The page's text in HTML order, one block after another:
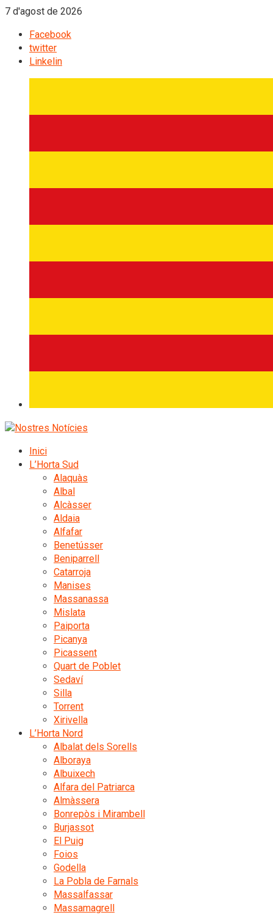
7 d'agost de 2026
Facebook
twitter
Linkelin
Inici
L’Horta Sud
Alaquàs
Albal
Alcàsser
Aldaia
Alfafar
Benetússer
Beniparrell
Catarroja
Manises
Massanassa
Mislata
Paiporta
Picanya
Picassent
Quart de Poblet
Sedaví
Silla
Torrent
Xirivella
L’Horta Nord
Albalat dels Sorells
Alboraya
Albuixech
Alfara del Patriarca
Almàssera
Bonrepòs i Mirambell
Burjassot
El Puig
Foios
Godella
La Pobla de Farnals
Massalfassar
Massamagrell